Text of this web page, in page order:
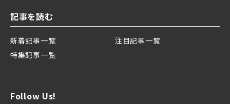
記事を読む
新着記事一覧
注目記事一覧
特集記事一覧
Follow Us!